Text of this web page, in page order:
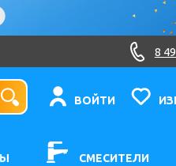
8
ВОЙТИ
СМЕСИТЕЛИ